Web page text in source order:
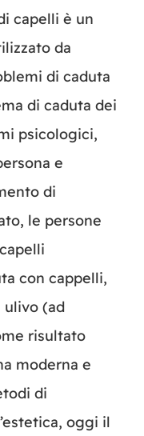
capelli è un
da
di caduta
di caduta dei
psicologici,
e
di
le persone
con cappelli,
ulivo (ad
risultato
moderna e
di
oggi il